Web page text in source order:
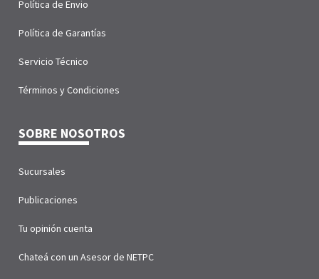
Política de Envio
Política de Garantías
Servicio Técnico
Términos y Condiciones
SOBRE NOSOTROS
Sucursales
Publicaciones
Tu opinión cuenta
Chateá con un Asesor de NETPC